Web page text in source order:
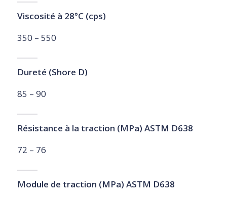
Viscosité à 28°C (cps)
350 – 550
Dureté (Shore D)
85 – 90
Résistance à la traction (MPa) ASTM D638
72 – 76
Module de traction (MPa) ASTM D638